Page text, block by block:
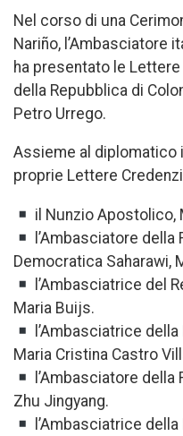
Nel corso di una
Nariño, l’Ambasciatore
ha presentato le
della Repubblica di
Petro Urrego.
Assieme al diplomatico
proprie Lettere
il Nunzio Apostolico,
l’Ambasciatore della
Democratica Saharawi,
l’Ambasciatrice del
Maria Buijs.
l’Ambasciatrice
Maria Cristina Castro
l’Ambasciatore
Zhu Jingyang.
l’Ambasciatrice